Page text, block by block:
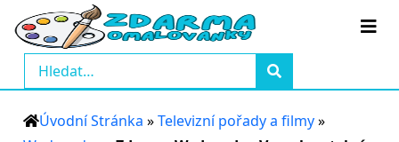
Úvodní Stránka »Televizní pořady a filmy»